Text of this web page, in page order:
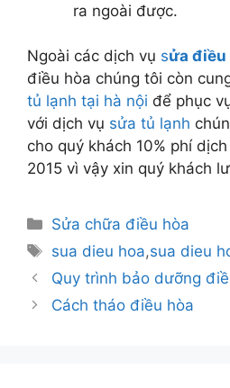
ra ngoài được.
Ngoài các dịch vụ sửa điều
điều hòa chúng tôi còn
tủ lạnh tại hà nội để phục
với dịch vụ sửa tủ lạnh
cho quý khách 10% phí
2015 vì vậy xin quý khách
Danh
mục
Sửa chữa điều hòa
Thẻ
sua dieu hoa,sua dieu
Quy trình bảo dưỡng
Cách tháo điều hòa